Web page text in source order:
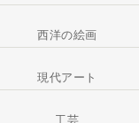
西洋の絵画
現代アート
工芸